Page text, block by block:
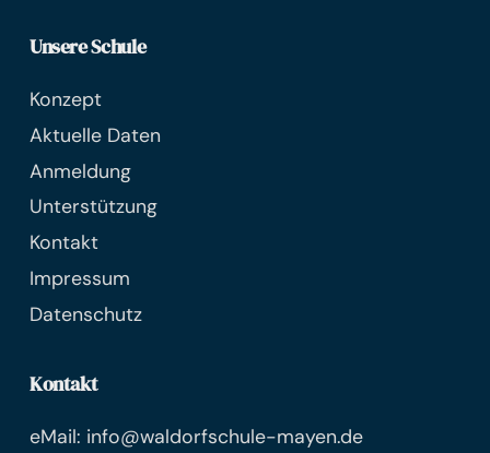
Unsere Schule
Konzept
Aktuelle Daten
Anmeldung
Unterstützung
Kontakt
Impressum
Datenschutz
Kontakt
eMail: info@waldorfschule-mayen.de